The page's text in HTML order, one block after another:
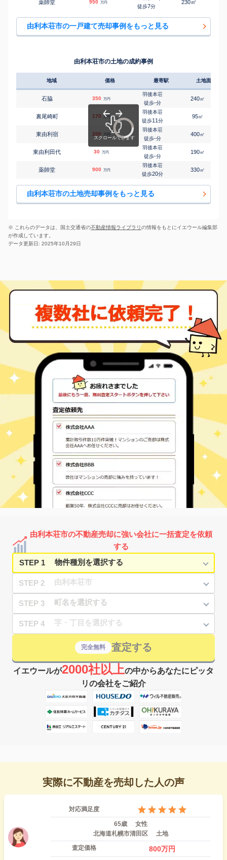
薬師堂 950 万円
徒歩7分
230㎡
由利本荘市の一戸建て売却事例をもっと見る
由利本荘市の土地の成約事例
地域 価格 最寄駅 土地面積
石脇 350 万円
羽後本荘
徒歩-分
240㎡
裏尾崎町 170 万円
羽後本荘
徒歩11分
95㎡
東由利宿 200 万円
羽後本荘
徒歩-分
400㎡
東由利田代 30 万円
羽後本荘
徒歩-分
190㎡
薬師堂 900 万円
羽後本荘
徒歩20分
330㎡
由利本荘市の土地売却事例をもっと見る
※ これらのデータは、国土交通省の不動産情報ライブラリの情報をもとにイエウール編集部
が作成しています。
データ更新日: 2025年10月29日
由利本荘市の不動産売却に強い会社に一括査定を依頼
する
STEP 1
STEP 2
STEP 3
STEP 4
完全無料 査定する
イエウールが2000社以上の中からあなたにピッタ
リの会社をご紹介
実際に不動産を売却した人の声
対応満足度
65歳
女性
北海道札幌市清田区
土地
査定価格
800万円